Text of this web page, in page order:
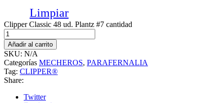
Limpiar
Clipper Classic 48 ud. Plantz #7 cantidad
Añadir al carrito
SKU: N/A
Categorías MECHEROS, PARAFERNALIA
Tag: CLIPPER®
Share:
Twitter